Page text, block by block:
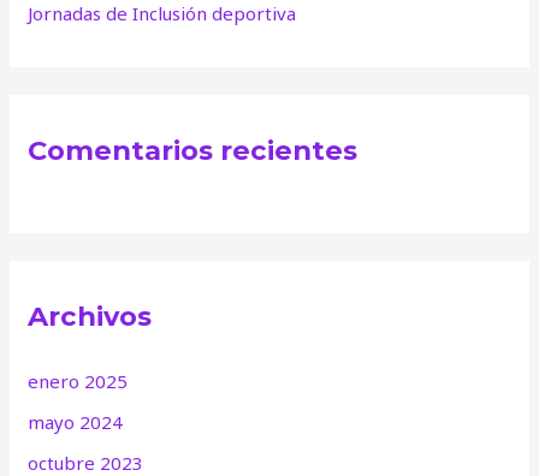
Jornadas de Inclusión deportiva
Comentarios recientes
Archivos
enero 2025
mayo 2024
octubre 2023